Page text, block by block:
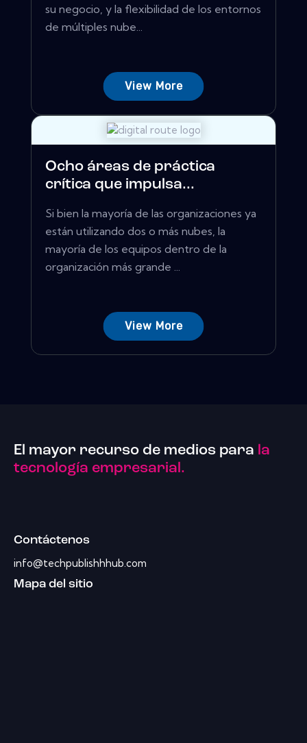
su negocio, y la flexibilidad de los entornos
de múltiples nube...
View More
Ocho áreas de práctica
crítica que impulsa...
Si bien la mayoría de las organizaciones ya
están utilizando dos o más nubes, la
mayoría de los equipos dentro de la
organización más grande ...
View More
El mayor recurso de medios para la
tecnología empresarial.
Contáctenos
info@techpublishhhub.com
Mapa del sitio